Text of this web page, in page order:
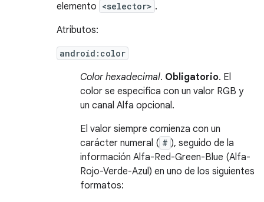
elemento <selector> .
Atributos:
android:color
Color hexadecimal. Obligatorio. El
color se especifica con un valor RGB y
un canal Alfa opcional.
El valor siempre comienza con un
carácter numeral ( # ), seguido de la
información Alfa-Red-Green-Blue (Alfa-
Rojo-Verde-Azul) en uno de los siguientes
formatos: